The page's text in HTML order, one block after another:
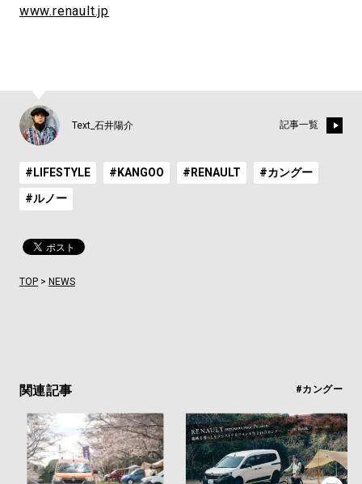
www.renault.jp
Text_石井陽介 記事一覧
#LIFESTYLE #KANGOO #RENAULT #カングー
#ルノー
TOP> NEWS
関連記事 #カングー